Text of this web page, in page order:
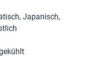
Japanisch,